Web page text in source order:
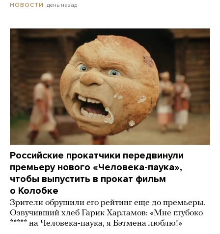
НОВОСТИ день назад
Российские прокатчики передвинули
премьеру нового «Человека-паука»,
чтобы выпустить в прокат фильм
о Колобке
Зрители обрушили его рейтинг еще до премьеры.
Озвучивший хлеб Гарик Харламов: «Мне глубоко
***** на Человека-паука, я Бэтмена люблю!»